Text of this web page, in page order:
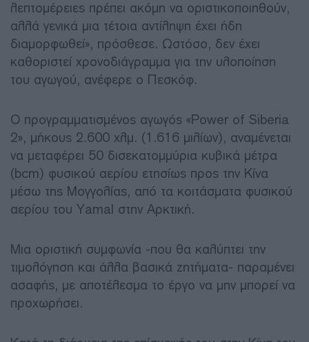
λεπτομέρειες πρέπει ακόμη να οριστικοποιηθούν,
αλλά γενικά μια τέτοια αντίληψη έχει ήδη
διαμορφωθεί», πρόσθεσε. Ωστόσο, δεν έχει
καθοριστεί χρονοδιάγραμμα για την υλοποίηση
του αγωγού, ανέφερε ο Πεσκόφ.
Ο προγραμματισμένος αγωγός «Power of Siberia
2», μήκους 2.600 χλμ. (1.616 μιλίων), αναμένεται
να μεταφέρει 50 δισεκατομμύρια κυβικά μέτρα
(bcm) φυσικού αερίου ετησίως προς την Κίνα
μέσω της Μογγολίας, από τα κοιτάσματα φυσικού
αερίου του Yamal στην Αρκτική.
Μια οριστική συμφωνία -που θα καλύπτει την
τιμολόγηση και άλλα βασικά ζητήματα- παραμένει
ασαφής, με αποτέλεσμα το έργο να μην μπορεί να
προχωρήσει.